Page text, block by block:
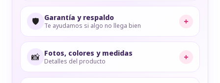
🛡️ Garantía y respaldo
Te ayudamos si algo no llega bien +
📸 Fotos, colores y medidas
Detalles del producto +